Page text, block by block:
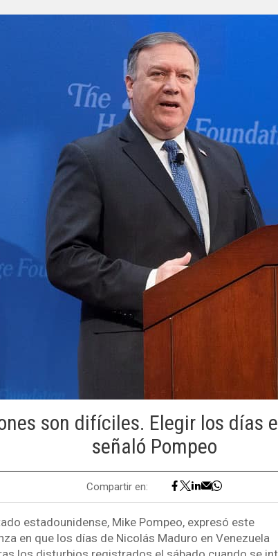
son difíciles. Elegir los días
señaló Pompeo
Compartir en:
estadounidense, Mike Pompeo, expresó este
en que los días de Nicolás Maduro en Venezuela